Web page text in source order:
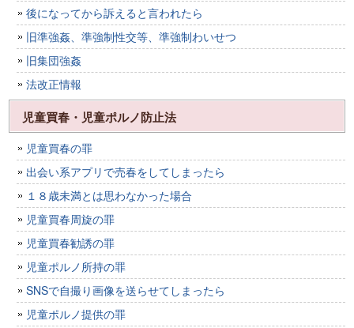
後になってから訴えると言われたら
旧準強姦、準強制性交等、準強制わいせつ
旧集団強姦
法改正情報
児童買春・児童ポルノ防止法
児童買春の罪
出会い系アプリで売春をしてしまったら
１８歳未満とは思わなかった場合
児童買春周旋の罪
児童買春勧誘の罪
児童ポルノ所持の罪
SNSで自撮り画像を送らせてしまったら
児童ポルノ提供の罪